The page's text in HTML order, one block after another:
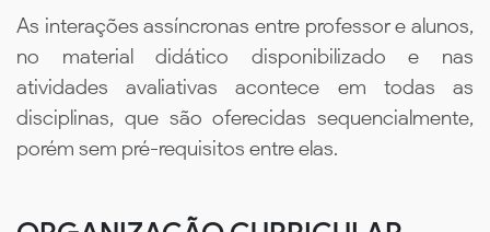
As interações assíncronas entre professor e alunos,
no material didático disponibilizado e nas
atividades avaliativas acontece em todas as
disciplinas, que são oferecidas sequencialmente,
porém sem pré-requisitos entre elas.